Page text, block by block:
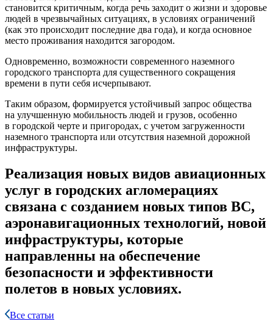
становится критичным, когда речь заходит о жизни и здоровье
людей в чрезвычайных ситуациях, в условиях ограничений
(как это происходит последние два года), и когда основное
место проживания находится загородом.
Одновременно, возможности современного наземного
городского транспорта для существенного сокращения
времени в пути себя исчерпывают.
Таким образом, формируется устойчивый запрос общества
на улучшенную мобильность людей и грузов, особенно
в городской черте и пригородах, с учетом загруженности
наземного транспорта или отсутствия наземной дорожной
инфраструктуры.
Реализация новых видов авиационных
услуг в городских агломерациях
связана с созданием новых типов ВС,
аэронавигационных технологий, новой
инфраструктуры, которые
направленны на обеспечение
безопасности и эффективности
полетов в новых условиях.
Все статьи